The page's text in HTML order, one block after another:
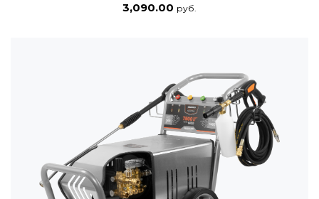
3,090.00 руб.